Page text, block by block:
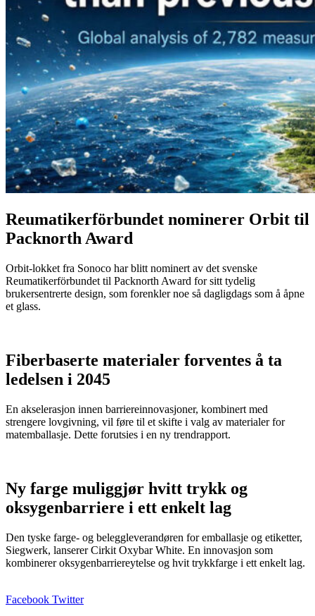
Reumatikerförbundet nominerer Orbit til
Packnorth Award
Orbit-lokket fra Sonoco har blitt nominert av det svenske
Reumatikerförbundet til Packnorth Award for sitt tydelig
brukersentrerte design, som forenkler noe så dagligdags som å åpne
et glass.
Fiberbaserte materialer forventes å ta
ledelsen i 2045
En akselerasjon innen barriereinnovasjoner, kombinert med
strengere lovgivning, vil føre til et skifte i valg av materialer for
matemballasje. Dette forutsies i en ny trendrapport.
Ny farge muliggjør hvitt trykk og
oksygenbarriere i ett enkelt lag
Den tyske farge- og beleggleverandøren for emballasje og etiketter,
Siegwerk, lanserer Cirkit Oxybar White. En innovasjon som
kombinerer oksygenbarriereytelse og hvit trykkfarge i ett enkelt lag.
Facebook Twitter